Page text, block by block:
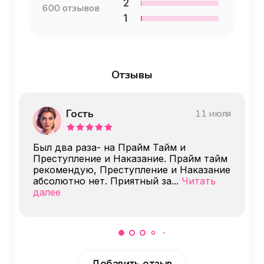
одному билету со взрослым.
600 отзывов
2
1
Отзывы
Гость 11 июля
Был два раза- на Прайм Тайм и
Преступление и Наказание. Прайм тайм
рекомендую, Преступление и Наказание
абсолютно нет. Приятный за... Читать
далее